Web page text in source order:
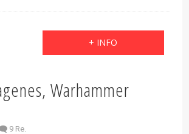
+ INFO
Warhammer
9 Re.